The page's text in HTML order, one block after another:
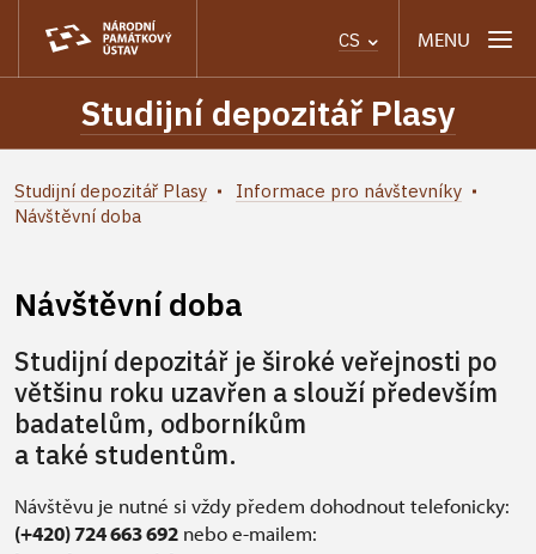
CS MENU
Studijní depozitář Plasy
Studijní depozitář Plasy
Informace pro návštevníky
Návštěvní doba
Návštěvní doba
Studijní depozitář je široké veřejnosti po
většinu roku uzavřen a slouží především
badatelům, odborníkům
a také studentům.
Návštěvu je nutné si vždy předem dohodnout telefonicky:
(+420) 724 663 692 nebo e-mailem: